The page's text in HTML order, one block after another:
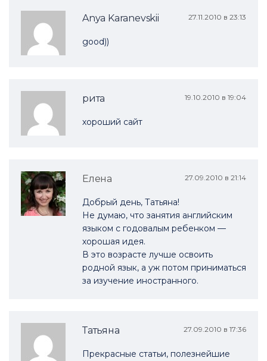
Anya Karanevskii 27.11.2010 в 23:13
good))
рита 19.10.2010 в 19:04
хороший сайт
Елена 27.09.2010 в 21:14
Добрый день, Татьяна!
Не думаю, что занятия английским
языком с годовалым ребенком —
хорошая идея.
В это возрасте лучше освоить
родной язык, а уж потом приниматься
за изучение иностранного.
Татьяна 27.09.2010 в 17:36
Прекрасные статьи, полезнейшие